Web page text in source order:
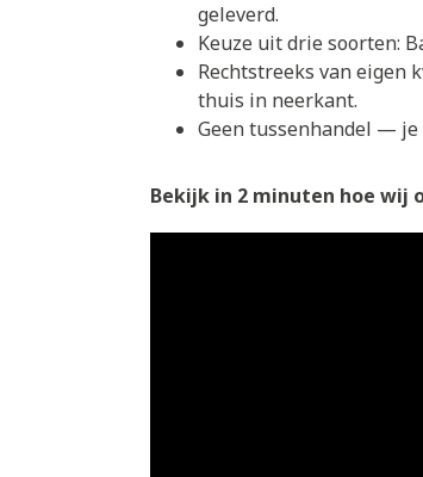
geleverd.
Keuze uit drie soorten:
Rechtstreeks van eigen
thuis in neerkant.
Geen tussenhandel — je
Bekijk in 2 minuten hoe wij